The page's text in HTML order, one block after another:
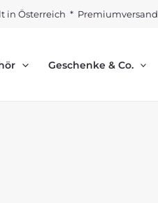
in Österreich * Premiumversand
Geschenke & Co.